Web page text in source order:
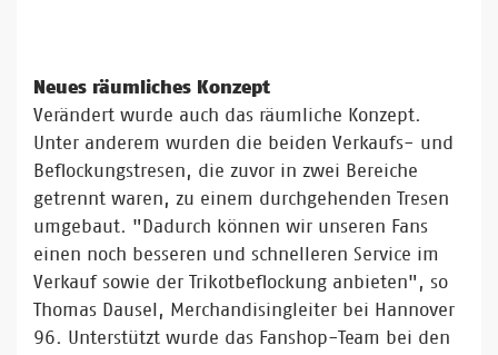
Neues räumliches Konzept
Verändert wurde auch das räumliche Konzept.
Unter anderem wurden die beiden Verkaufs- und
Beflockungstresen, die zuvor in zwei Bereiche
getrennt waren, zu einem durchgehenden Tresen
umgebaut. "Dadurch können wir unseren Fans
einen noch besseren und schnelleren Service im
Verkauf sowie der Trikotbeflockung anbieten", so
Thomas Dausel, Merchandisingleiter bei Hannover
96. Unterstützt wurde das Fanshop-Team bei den